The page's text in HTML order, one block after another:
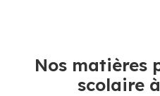
Nos matières
scolaire